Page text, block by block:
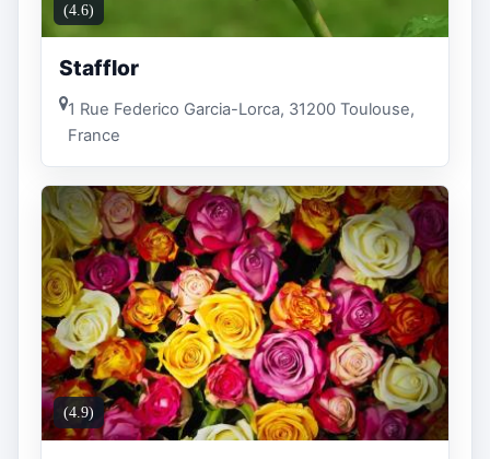
(4.6)
Stafflor
1 Rue Federico Garcia-Lorca, 31200 Toulouse,
France
(4.9)